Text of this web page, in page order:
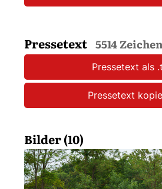
Pressetext 5514 Zeichen
Pressetext als
Pressetext
Bilder (10)